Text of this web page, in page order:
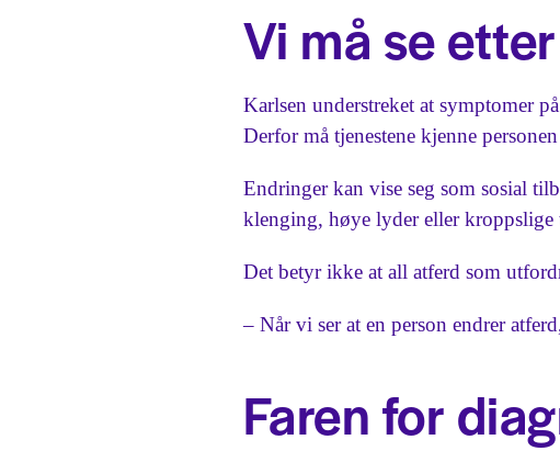
Vi må se
Karlsen understreket at symptomer
Derfor må tjenestene kjenne
Endringer kan vise seg som sosial
klenging, høye lyder eller kroppslige
Det betyr ikke at all atferd som
– Når vi ser at en person endrer
Faren for